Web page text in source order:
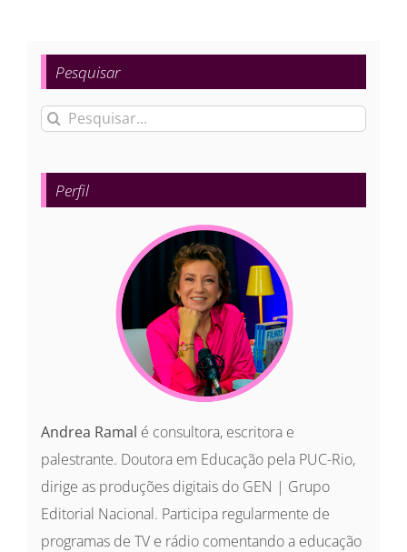
Pesquisar
Buscar
para:
Perfil
Andrea Ramal é consultora, escritora e
palestrante. Doutora em Educação pela PUC-Rio,
dirige as produções digitais do GEN | Grupo
Editorial Nacional. Participa regularmente de
programas de TV e rádio comentando a educação